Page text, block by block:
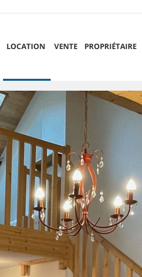
LOCATION VENTE PROPRIÉTAIRE